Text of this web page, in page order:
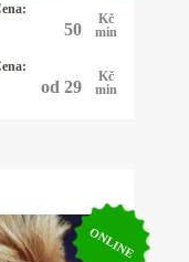
50
Kč
min
od 29
Kč
min
ONLINE